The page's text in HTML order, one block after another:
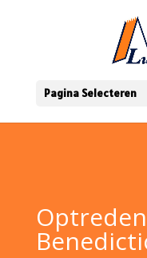
Pagina Selecteren